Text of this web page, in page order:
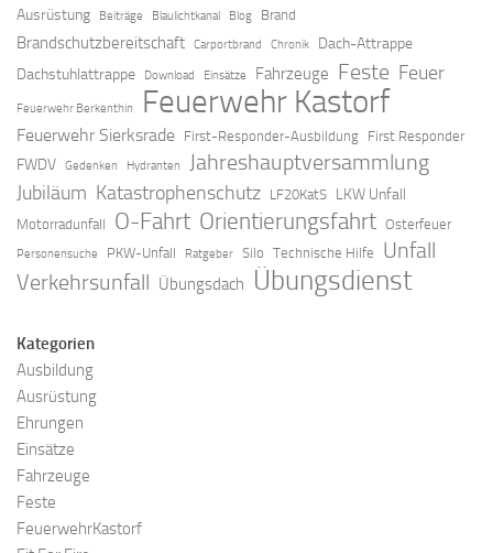
Ausrüstung Beiträge Blaulichtkanal Blog Brand
Brandschutzbereitschaft Carportbrand Chronik
Dach-Attrappe
Dachstuhlattrappe
Download Einsätze Fahrzeuge Feste Feuer
Feuerwehr Berkenthin Feuerwehr Kastorf
Feuerwehr Sierksrade First-Responder-Ausbildung First Responder
FWDV Gedenken Hydranten Jahreshauptversammlung
Jubiläum Katastrophenschutz LF20KatS LKW Unfall
Motorradunfall O-Fahrt Orientierungsfahrt Osterfeuer
Personensuche PKW-Unfall Ratgeber Silo Technische Hilfe Unfall
Verkehrsunfall Übungsdach Übungsdienst
Kategorien
Ausbildung
Ausrüstung
Ehrungen
Einsätze
Fahrzeuge
Feste
FeuerwehrKastorf